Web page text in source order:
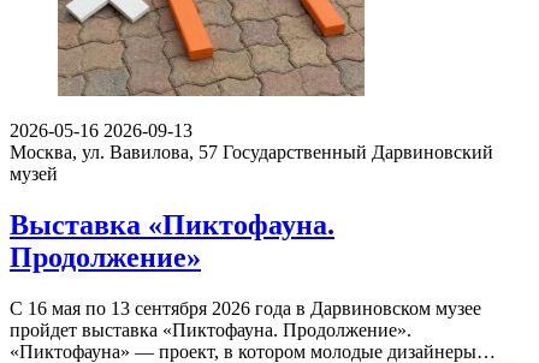
2026-05-16 2026-09-13
Москва, ул. Вавилова, 57 Государственный Дарвиновский
музей
Выставка «Пиктофауна.
Продолжение»
С 16 мая по 13 сентября 2026 года в Дарвиновском музее
пройдет выставка «Пиктофауна. Продолжение».
«Пиктофауна» — проект, в котором молодые дизайнеры…